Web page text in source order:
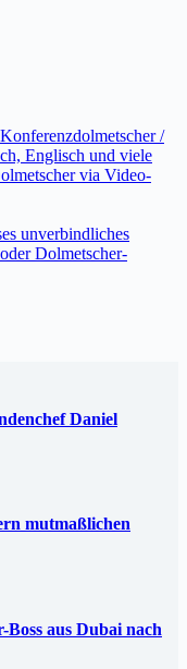
/
Englisch und viele
via Video-
unverbindliches
Dolmetscher-
Daniel
mutmaßlichen
aus Dubai nach